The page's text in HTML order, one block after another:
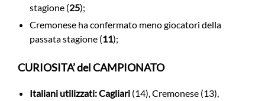
stagione (25);
Cremonese ha confermato meno giocatori della
passata stagione (11);
CURIOSITA’ del CAMPIONATO
Italiani utilizzati:Cagliari (14), Cremonese (13),